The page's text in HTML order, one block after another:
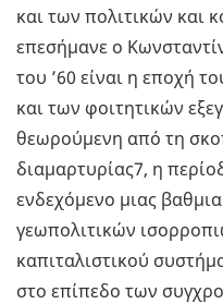
και των πολιτικών και
επεσήμανε ο
του ’60 είναι η εποχή
και των φοιτητικών
θεωρούμενη από τη
διαμαρτυρίας7, η
ενδεχόμενο μιας
γεωπολιτικών
καπιταλιστικού
στο επίπεδο των